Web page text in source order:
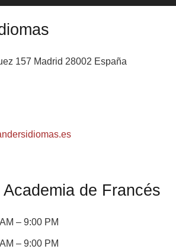
157 Madrid 28002 España
de Francés
– 9:00 PM
– 9:00 PM